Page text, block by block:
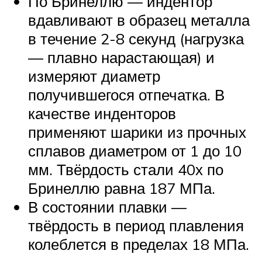
вдавливают в образец металла
в течение 2-8 секунд (нагрузка
— плавно нарастающая) и
измеряют диаметр
получившегося отпечатка. В
качестве инденторов
применяют шарики из прочных
сплавов диаметром от 1 до 10
мм. Твёрдость стали 40х по
Бринеллю равна 187 МПа.
В состоянии плавки —
твёрдость в период плавления
колеблется в пределах 18 МПа.